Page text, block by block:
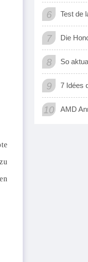
6
7
8
9
10